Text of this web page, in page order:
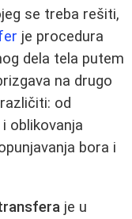
se treba rešiti,
je procedura
dela tela putem
na drugo
od
oblikovanja
bora i
je u